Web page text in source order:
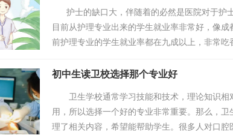
护士的缺口大，伴随着的必然是医院对于护
目前从护理专业出来的学生就业率非常好，像
前护理专业的学生就业率都在九成以上，非常
初中生读卫校选择那个专业好
卫生学校通常学习技能和技术，理论知识相
用，所以选择一个好的专业非常重要。那么，
理了相关内容，希望能帮助学生。很多人对口